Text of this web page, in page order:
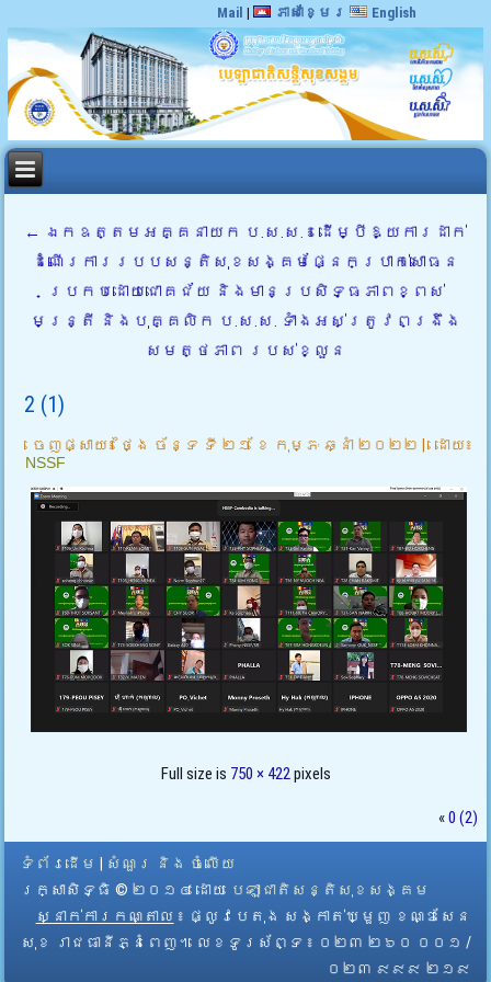
Mail | ភាសាខ្មែរ English
← ឯកឧត្តមអគ្គនាយក ប.ស.ស. ៖ ដើម្បីឱ្យការដាក់
ដំណើរការរបបសន្តិសុខសង្គមផ្នែកប្រាក់សោធន
ប្រកបដោយជោគជ័យ និងមានប្រសិទ្ធភាពខ្ពស់
មន្រ្តី និងបុគ្គលិក ប.ស.ស. ទាំងអស់ត្រូវពង្រឹង
សមត្ថភាព របស់ខ្លួន
2 (1)
ចេញផ្សាយ៖ ថ្ងៃ ច័ន្ទ ទី ២១ ខែ កុម្ភៈ ឆ្នាំ ២០២២ | ដោយ៖
NSSF
Full size is 750 × 422pixels
«0 (2)
ទំព័រដើម
សំណួរ និង ចំលើយ
រក្សាសិទ្ធិ © ២០១៤ ដោយ​ បេឡាជាតិសន្តិសុខសង្គម
ស្នាក់ការកណ្តាល ៖ ផ្លូវបេតុង សង្កាត់ឃ្មួញ ខណ្ឌសែន
សុខ រាជធានីភ្នំពេញ។ លេខទូរស័ព្ទ ៖ ០២៣ ២៦០ ០០១ /
០២៣ ៩៩៩ ២១៩